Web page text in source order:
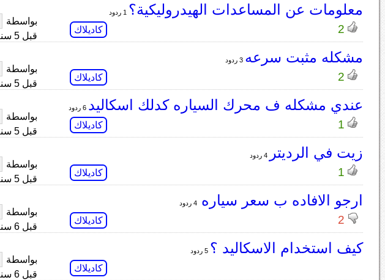
معلومات عن المساعدات الهيدروليكية؟
2 كاديلاك
بواسطة
قبل 5 سنه و 8 شهر
مشكله مثبت سرعه 3 ردود
2 كاديلاك
بواسطة
قبل 5 سنه و 8 شهر
عندي مشكله ف محرك السياره كدلك اسكاليد 6 ردود
1 كاديلاك
بواسطة
قبل 5 سنه و 10 شهر
زيت في الرديتر 4 ردود
1 كاديلاك
بواسطة
قبل 5 سنه و 11 شهر
ارجو الافاده ب سعر سياره4 ردود
2 كاديلاك
بواسطة
قبل 6 سنه و شهر
كيف استخدام الاسكاليد ؟ 5 ردود
كاديلاك
بواسطة
قبل 6 سنه و 2 شهر